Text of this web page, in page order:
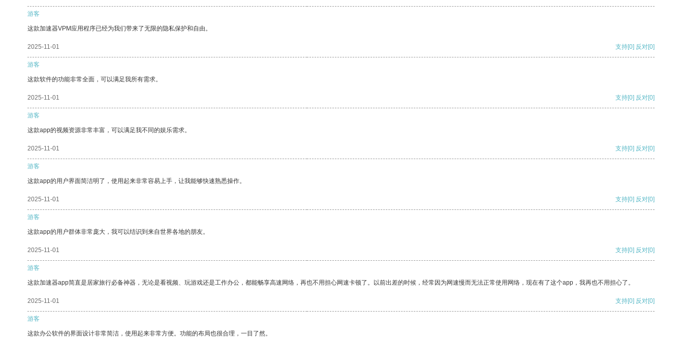
游客
这款加速器VPM应用程序已经为我们带来了无限的隐私保护和自由。
2025-11-01 支持[0] 反对[0]
游客
这款软件的功能非常全面，可以满足我所有需求。
2025-11-01 支持[0] 反对[0]
游客
这款app的视频资源非常丰富，可以满足我不同的娱乐需求。
2025-11-01 支持[0] 反对[0]
游客
这款app的用户界面简洁明了，使用起来非常容易上手，让我能够快速熟悉操作。
2025-11-01 支持[0] 反对[0]
游客
这款app的用户群体非常庞大，我可以结识到来自世界各地的朋友。
2025-11-01 支持[0] 反对[0]
游客
这款加速器app简直是居家旅行必备神器，无论是看视频、玩游戏还是工作办公，都能畅享高速网络，再也不用担心网速卡顿了。以前出差的时候，经常因为网速慢而无法正常使用网络，现在有了这个app，我再也不用担心了。
2025-11-01 支持[0] 反对[0]
游客
这款办公软件的界面设计非常简洁，使用起来非常方便。功能的布局也很合理，一目了然。